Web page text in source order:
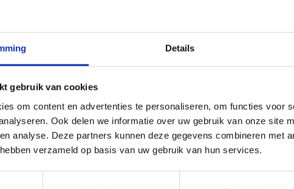
Details
gebruik van cookies
om content en advertenties te personaliseren, om functies voor
Ook delen we informatie over uw gebruik van onze site
analyse. Deze partners kunnen deze gegevens combineren met
verzameld op basis van uw gebruik van hun services.
behoort